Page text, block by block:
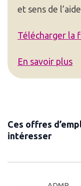
et sens de
Télécharger la
En savoir plus
Ces offres
intéresser